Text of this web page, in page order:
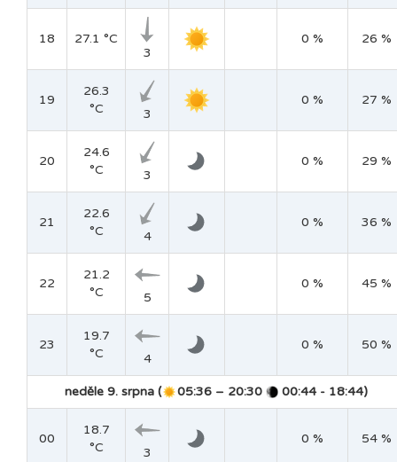
18
27.1 °C
3
0 % 26 %
19
26.3
°C
3
0 % 27 %
20
24.6
°C
3
0 % 29 %
21
22.6
°C
4
0 % 36 %
22
21.2
°C
5
0 % 45 %
23
19.7
°C
4
0 % 50 %
neděle 9. srpna ( 05:36 – 20:30 00:44 - 18:44)
00
18.7
°C
3
0 % 54 %